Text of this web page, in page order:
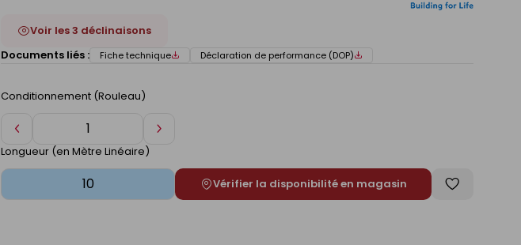
Voir les 3 déclinaisons
Documents liés :
Fiche technique Déclaration de performance (DOP)
Conditionnement (Rouleau)
Diminuer
de
1
Augmenter
Longueur (en Mètre Linéaire)
Vérifier la disponibilité en magasin
Enregistrer